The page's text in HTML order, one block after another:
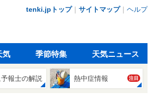
tenki.jpトップ｜ サイトマップ｜ ヘルプ
気 季節特集 天気ニュース
報士の解説 熱中症情報 注目